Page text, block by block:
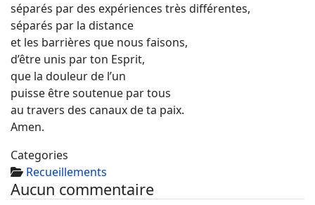
séparés par des expériences très différentes,
séparés par la distance
et les barrières que nous faisons,
d’être unis par ton Esprit,
que la douleur de l’un
puisse être soutenue par tous
au travers des canaux de ta paix.
Amen.
Categories
Recueillements
Aucun commentaire